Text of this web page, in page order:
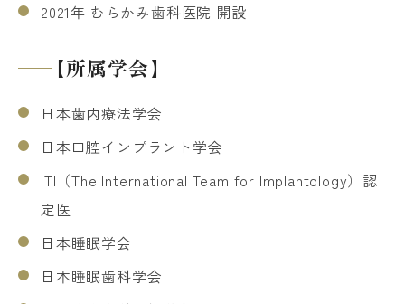
2021年 むらかみ歯科医院 開設
【所属学会】
日本歯内療法学会
日本口腔インプラント学会
ITI（The International Team for Implantology）認
定医
日本睡眠学会
日本睡眠歯科学会